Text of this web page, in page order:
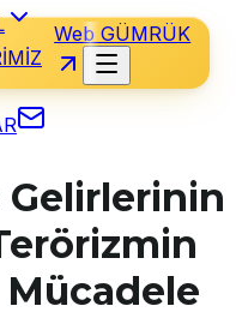
Web GÜMRÜK
Gelirlerinin
Mücadele